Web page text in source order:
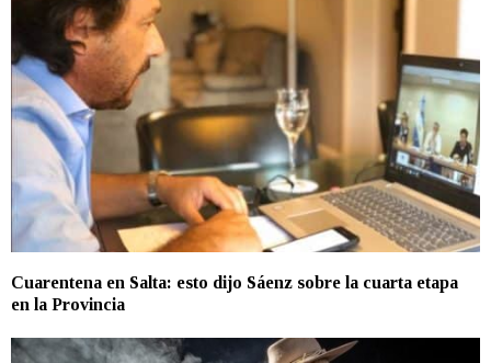
Cuarentena en Salta: esto dijo Sáenz sobre la cuarta etapa
en la Provincia